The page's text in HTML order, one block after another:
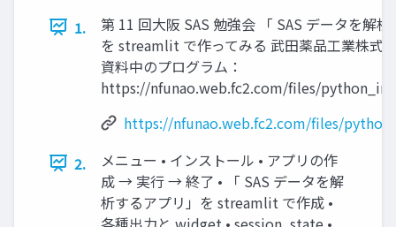
1.
第 11 回大阪 SAS 勉強会 「 SAS データを解
を streamlit で作ってみる 武田薬品工業株式
資料中のプログラム：
https://nfunao.web.fc2.com/files/
https://nfunao.web.fc2.com/files/
2.
メニュー • インストール • アプリの作
成 → 実行 → 終了 • 「 SAS データを解
析するアプリ」を streamlit で作成 •